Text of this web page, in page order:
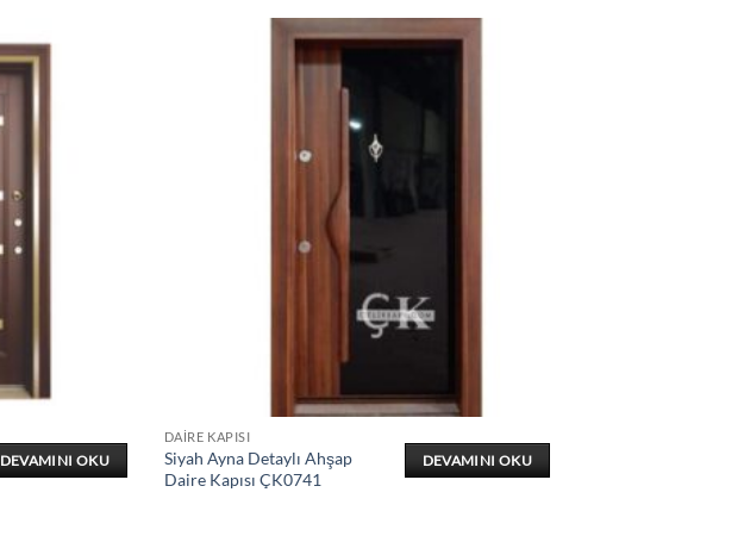
DEVAMINI OKU
DAIRE KAPISI
Siyah Ayna Detaylı Ahşap
Daire Kapısı ÇK0741
DEVAMINI OKU